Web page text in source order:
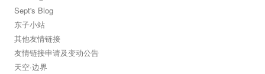
Sept's Blog
东子小站
其他友情链接
友情链接申请及变动公告
天空·边界